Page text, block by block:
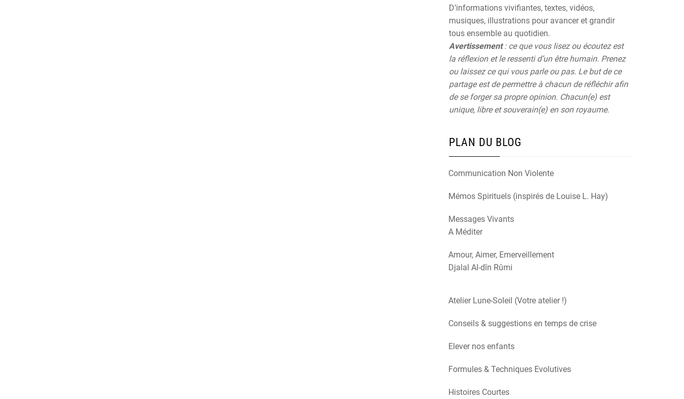
D’informations vivifiantes, textes, vidéos,
musiques, illustrations pour avancer et grandir
tous ensemble au quotidien.
Avertissement: ce que vous lisez ou écoutez est
la réflexion et le ressenti d’un être humain. Prenez
ou laissez ce qui vous parle ou pas. Le but de ce
partage est de permettre à chacun de réfléchir afin
de se forger sa propre opinion. Chacun(e) est
unique, libre et souverain(e) en son royaume.
PLAN DU BLOG
Communication Non Violente
Mémos Spirituels (inspirés de Louise L. Hay)
Messages Vivants
A Méditer
Amour, Aimer, Emerveillement
Djalal Al-dîn Rûmi
Atelier Lune-Soleil (Votre atelier !)
Conseils & suggestions en temps de crise
Elever nos enfants
Formules & Techniques Evolutives
Histoires Courtes